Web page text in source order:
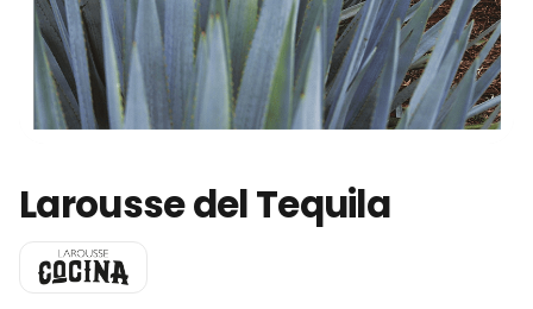
Larousse del Tequila